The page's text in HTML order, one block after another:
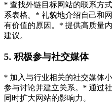
* 查找外链目标网站的联系方
系表格。* 礼貌地介绍自己和
有价值的原因。* 提供高质量
建议。
5. 积极参与社交媒体
* 加入与行业相关的社交媒体
参与讨论并建立关系。* 通过
同时扩大网站的影响力。